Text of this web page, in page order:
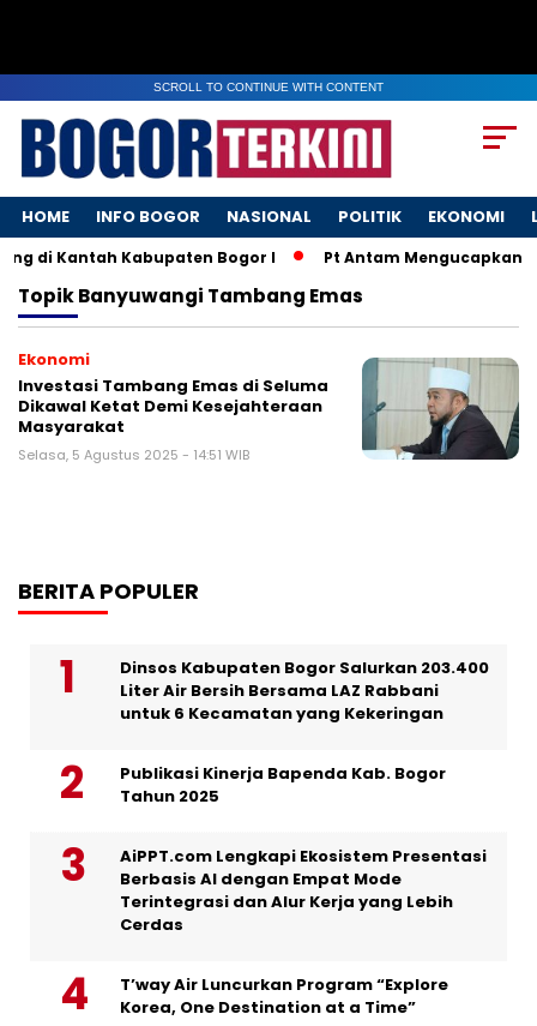
SCROLL TO CONTINUE WITH CONTENT
HOME INFO BOGOR NASIONAL POLITIK EKONOMI
di Kantah Kabupaten Bogor I Pt Antam Mengucapkan
TopikBanyuwangi Tambang Emas
Ekonomi
Investasi Tambang Emas di Seluma
Dikawal Ketat Demi Kesejahteraan
Masyarakat
Selasa, 5 Agustus 2025 - 14:51 WIB
BERITA POPULER
Dinsos Kabupaten Bogor Salurkan 203.400
Liter Air Bersih Bersama LAZ Rabbani
untuk 6 Kecamatan yang Kekeringan
Publikasi Kinerja Bapenda Kab. Bogor
Tahun 2025
AiPPT.com Lengkapi Ekosistem Presentasi
Berbasis AI dengan Empat Mode
Terintegrasi dan Alur Kerja yang Lebih
Cerdas
T’way Air Luncurkan Program “Explore
Korea, One Destination at a Time”